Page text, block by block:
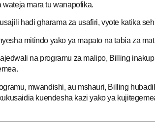
mara tu wanapofika.
hadi gharama za usafiri, vyote katika
mitindo yako ya mapato na tabia za
na programu za malipo, Billing
mwandishi, au mshauri, Billing
kuendesha kazi yako ya